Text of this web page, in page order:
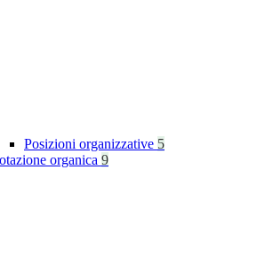
Posizioni organizzative 5
organica 9